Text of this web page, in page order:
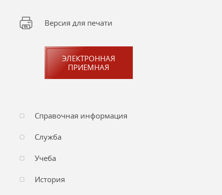
Версия для печати
ЭЛЕКТРОННАЯ
ПРИЕМНАЯ
Справочная информация
Служба
Учеба
История